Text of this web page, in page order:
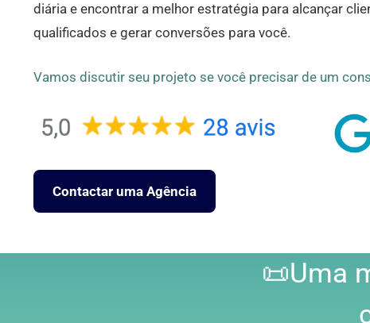
diária e encontrar a melhor estratégia para alcançar
qualificados e gerar conversões para você.
Vamos discutir seu projeto se você precisar de um
Contactar uma Agência
📜Uma